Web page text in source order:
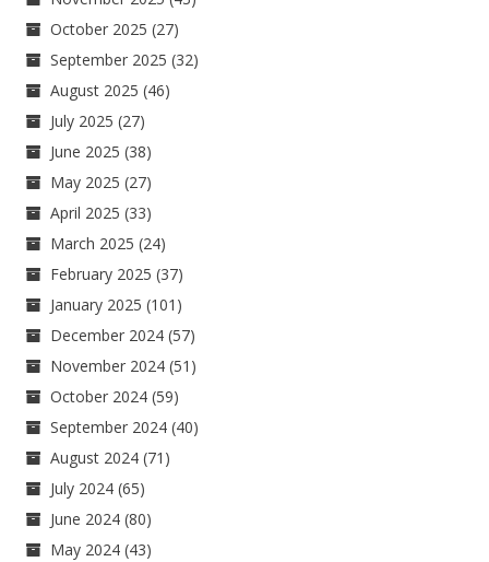
October 2025 (27)
September 2025 (32)
August 2025 (46)
July 2025 (27)
June 2025 (38)
May 2025 (27)
April 2025 (33)
March 2025 (24)
February 2025 (37)
January 2025 (101)
December 2024 (57)
November 2024 (51)
October 2024 (59)
September 2024 (40)
August 2024 (71)
July 2024 (65)
June 2024 (80)
May 2024 (43)